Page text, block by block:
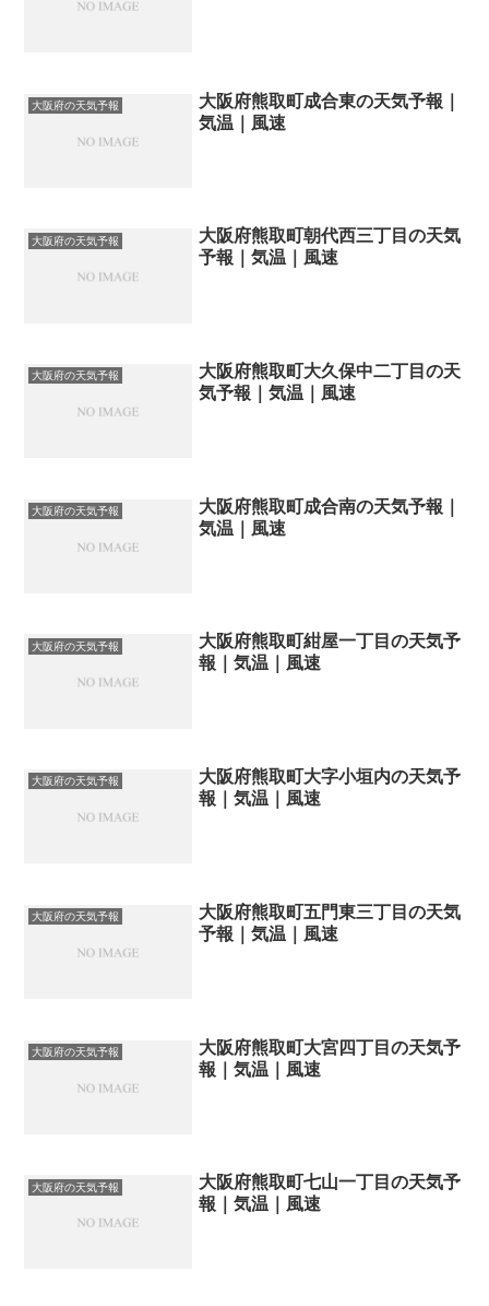
大阪府の天気予報
大阪府熊取町成合東の天気予報｜
気温｜風速
大阪府の天気予報
大阪府熊取町朝代西三丁目の天気
予報｜気温｜風速
大阪府の天気予報
大阪府熊取町大久保中二丁目の天
気予報｜気温｜風速
大阪府の天気予報
大阪府熊取町成合南の天気予報｜
気温｜風速
大阪府の天気予報
大阪府熊取町紺屋一丁目の天気予
報｜気温｜風速
大阪府の天気予報
大阪府熊取町大字小垣内の天気予
報｜気温｜風速
大阪府の天気予報
大阪府熊取町五門東三丁目の天気
予報｜気温｜風速
大阪府の天気予報
大阪府熊取町大宮四丁目の天気予
報｜気温｜風速
大阪府の天気予報
大阪府熊取町七山一丁目の天気予
報｜気温｜風速